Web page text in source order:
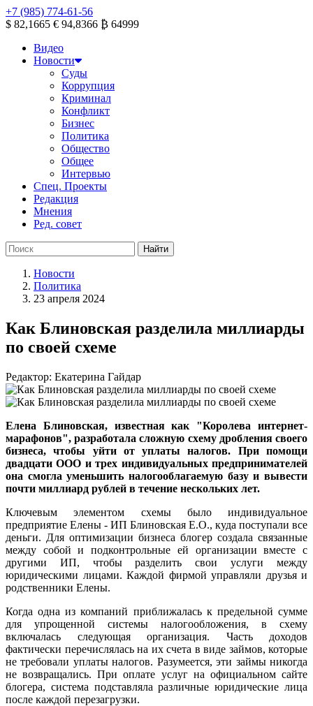
+7 (985) 774-61-56
$ 82,1665 € 94,8366 ₿ 64999
Видео
Новости
Суды
Коррупция
Криминал
Конфликт
Бизнес
Политика
Общество
Общее
Интервью
Спец. Проекты
Редакция
Мнения
Ред. совет
Новости
Политика
23 апреля 2024
Как Блиновская разделила миллиарды
по своей схеме
Редактор: Екатерина Гайдар
Елена Блиновская, известная как "Королева интернет-
марафонов", разработала сложную схему дробления своего
бизнеса, чтобы уйти от уплаты налогов. При помощи
двадцати ООО и трех индивидуальных предпринимателей
она смогла уменьшить налогооблагаемую базу и вывести
почти миллиард рублей в течение нескольких лет.
Ключевым элементом схемы было индивидуальное
предприятие Елены - ИП Блиновская Е.О., куда поступали все
деньги. Для оптимизации бизнеса блогер создала связанные
между собой и подконтрольные ей организации вместе с
другими ИП, чтобы разделить свои услуги между
юридическими лицами. Каждой фирмой управляли друзья и
родственники Елены.
Когда одна из компаний приближалась к предельной сумме
для упрощенной системы налогообложения, в схему
включалась следующая организация. Часть доходов
фактически перечислялась на их счета в виде займов, которые
не требовали уплаты налогов. Разумеется, эти займы никогда
не возвращались. При оплате услуг на официальном сайте
блогера, система подставляла различные юридические лица
после каждой перезагрузки.